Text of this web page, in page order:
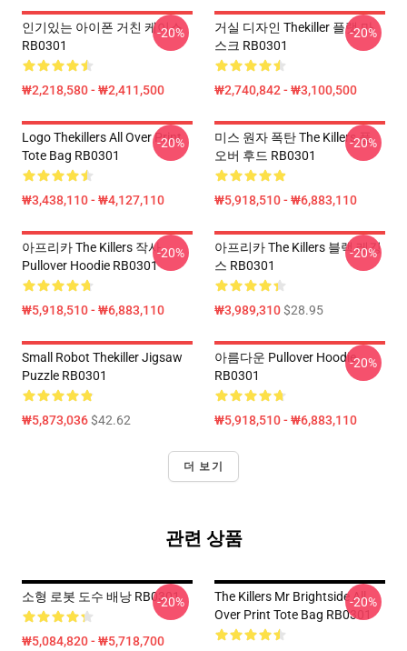
인기있는 아이폰 거친 케이스
RB0301
₩2,218,580 - ₩2,411,500
-20%
거실 디자인 Thekiller 플랫 마
스크 RB0301
₩2,740,842 - ₩3,100,500
-20%
Logo Thekillers All Over Print
Tote Bag RB0301
₩3,438,110 - ₩4,127,110
-20%
미스 원자 폭탄 The Killers 풀
오버 후드 RB0301
₩5,918,510 - ₩6,883,110
-20%
아프리카 The Killers 작사
Pullover Hoodie RB0301
₩5,918,510 - ₩6,883,110
-20%
아프리카 The Killers 블랙 레깅
스 RB0301
₩3,989,310$28.95
-20%
Small Robot Thekiller Jigsaw
Puzzle RB0301
₩5,873,036$42.62
아름다운 Pullover Hoodie
RB0301
₩5,918,510 - ₩6,883,110
-20%
더 보기
관련 상품
소형 로봇 도수 배낭 RB0301
₩5,084,820 - ₩5,718,700
-20%
The Killers Mr Brightside All
Over Print Tote Bag RB0301
-20%